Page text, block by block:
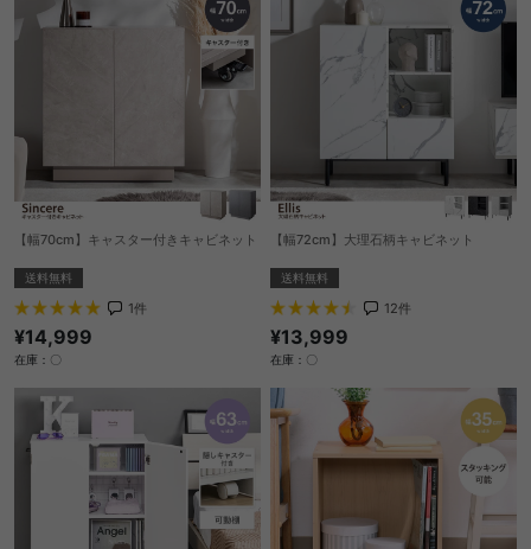
【幅70cm】キャスター付きキャビネット
送料無料
1件
¥14,999
在庫：〇
【幅72cm】大理石柄キャビネット
送料無料
12件
¥13,999
在庫：〇